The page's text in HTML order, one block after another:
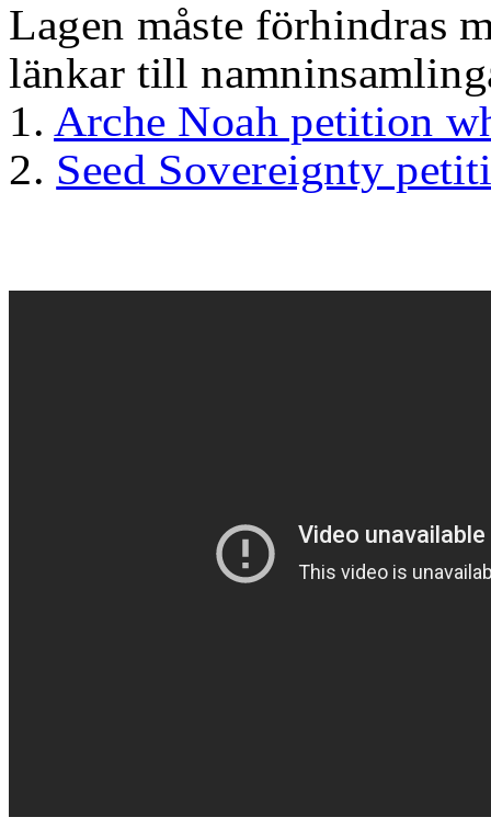
Lagen måste förhindras
länkar till
1. Arche Noah petition
2. Seed Sovereignty